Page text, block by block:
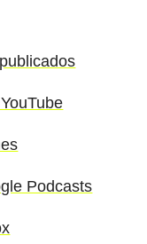
Podcasts